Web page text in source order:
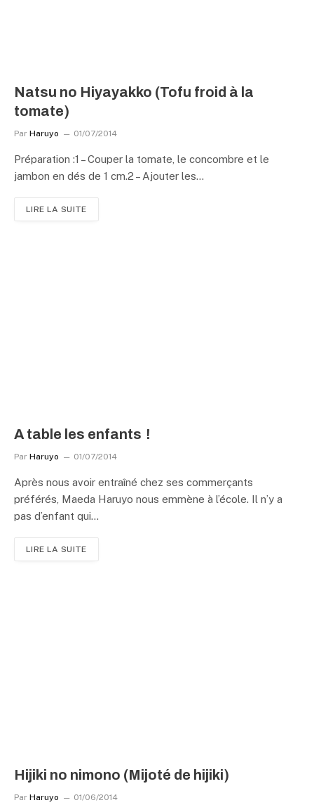
Natsu no Hiyayakko (Tofu froid à la
tomate)
Par Haruyo 01/07/2014
Préparation :1 – Couper la tomate, le concombre et le
jambon en dés de 1 cm.2 – Ajouter les…
LIRE LA SUITE
A table les enfants !
Par Haruyo 01/07/2014
Après nous avoir entraîné chez ses commerçants
préférés, Maeda Haruyo nous emmène à l’école. Il n’y a
pas d’enfant qui…
LIRE LA SUITE
Hijiki no nimono (Mijoté de hijiki)
Par Haruyo 01/06/2014